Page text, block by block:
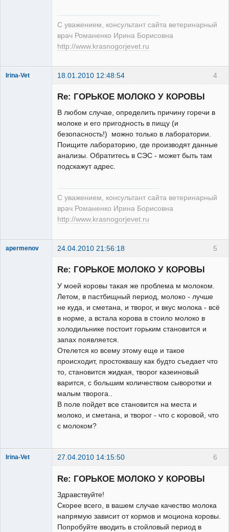
С уважением, консультант сайта ветеринарный
врач Романенко Ирина Борисовна
http://www.krasnogorjevet.ru
4
Irina-Vet 18.01.2010 12:48:54
Re: ГОРЬКОЕ МОЛОКО У КОРОВЫ
В любом случае, определить причину горечи в
молоке и его пригодность в пищу (и
безопасность!) можно только в лаборатории.
Поищите лабораторию, где производят данные
анализы. Обратитесь в СЭС - может быть там
подскажут адрес.
С уважением, консультант сайта ветеринарный
врач Романенко Ирина Борисовна
http://www.krasnogorjevet.ru
5
apermenov 24.04.2010 21:56:18
Зарегистрированный
Re: ГОРЬКОЕ МОЛОКО У КОРОВЫ
У моей коровы такая же проблема м молоком.
Летом, в пастбищный период, молоко - лучше
не куда, и сметана, и творог, и вкус молока - всё
в норме, а встала корова в стоило молоко в
холодильнике постоит горьким становится и
запах появляется.
Отелется ко всему этому еще и такое
происходит, простоквашу как будто съедает что
то, становится жидкая, творог казеиновый
варится, с большим количеством сыворотки и
малым творога..
В поле пойдет все становится на места и
молоко, и сметана, и творог - что с коровой, что
с молоком?
6
Irina-Vet 27.04.2010 14:15:50
Re: ГОРЬКОЕ МОЛОКО У КОРОВЫ
Здравствуйте!
Скорее всего, в вашем случае качество молока
напрямую зависит от кормов и моциона коровы.
Попробуйте вводить в стойловый период в